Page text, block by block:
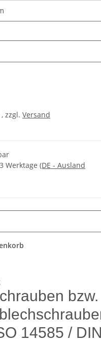
zzgl. Versand
Werktage (DE - Ausland
bzw.
14585 /